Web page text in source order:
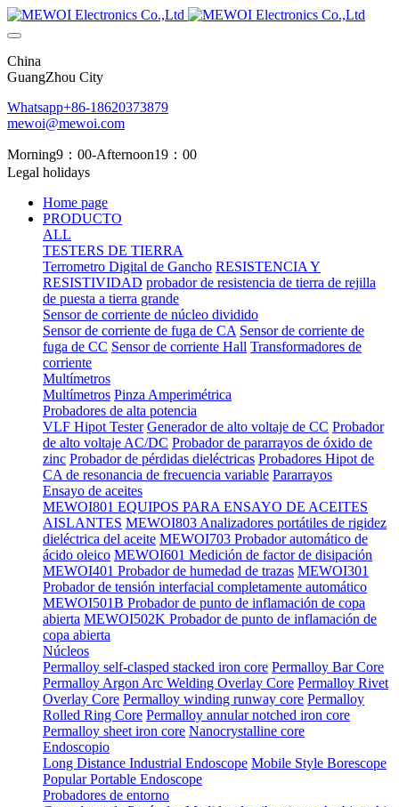
China
GuangZhou City
Whatsapp+86-18620373879
mewoi@mewoi.com
Morning9：00-Afternoon19：00
Legal holidays
Home page
PRODUCTO
ALL
TESTERS DE TIERRA
Terrometro Digital de Gancho RESISTENCIA Y
RESISTIVIDAD probador de resistencia de tierra de rejilla
de puesta a tierra grande
Sensor de corriente de núcleo dividido
Sensor de corriente de fuga de CA Sensor de corriente de
fuga de CC Sensor de corriente Hall Transformadores de
corriente
Multímetros
Multímetros Pinza Amperimétrica
Probadores de alta potencia
VLF Hipot Tester Generador de alto voltaje de CC Probador
de alto voltaje AC/DC Probador de pararrayos de óxido de
zinc Probador de pérdidas dieléctricas Probadores Hipot de
CA de resonancia de frecuencia variable Pararrayos
Ensayo de aceites
MEWOI801 EQUIPOS PARA ENSAYO DE ACEITES
AISLANTES MEWOI803 Analizadores portátiles de rigidez
dieléctrica del aceite MEWOI703 Probador automático de
ácido oleico MEWOI601 Medición de factor de disipación
MEWOI401 Probador de humedad de trazas MEWOI301
Probador de tensión interfacial completamente automático
MEWOI501B Probador de punto de inflamación de copa
abierta MEWOI502K Probador de punto de inflamación de
copa abierta
Núcleos
Permalloy self-clasped stacked iron core Permalloy Bar Core
Permalloy Argon Arc Welding Overlay Core Permalloy Rivet
Overlay Core Permalloy winding runway core Permalloy
Rolled Ring Core Permalloy annular notched iron core
Permalloy sheet iron core Nanocrystalline core
Endoscopio
Long Distance Industrial Endoscope Mobile Style Borescope
Popular Portable Endoscope
Probadores de entorno